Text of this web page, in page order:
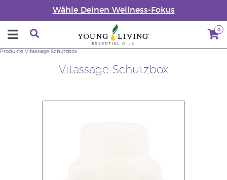
Wähle Deinen Wellness-Fokus
0
Vitassage Schutzbox
Produkte Vitassage Schutzbox